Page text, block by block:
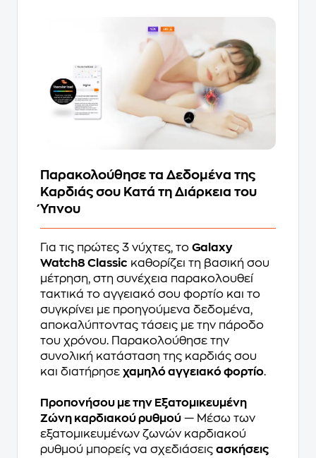
Παρακολούθησε τα Δεδομένα της
Καρδιάς σου Κατά τη Διάρκεια του
Ύπνου
Για τις πρώτες 3 νύχτες, το Galaxy
Watch8 Classic καθορίζει τη βασική σου
μέτρηση, στη συνέχεια παρακολουθεί
τακτικά το αγγειακό σου φορτίο και το
συγκρίνει με προηγούμενα δεδομένα,
αποκαλύπτοντας τάσεις με την πάροδο
του χρόνου. Παρακολούθησε την
συνολική κατάσταση της καρδιάς σου
και διατήρησε χαμηλό αγγειακό φορτίο.
Προπονήσου με την Εξατομικευμένη
Ζώνη καρδιακού ρυθμού — Μέσω των
εξατομικευμένων ζωνών καρδιακού
ρυθμού μπορείς να σχεδιάσεις ασκήσεις